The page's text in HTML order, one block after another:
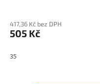
417,36 Kč bez DPH
505 Kč
35